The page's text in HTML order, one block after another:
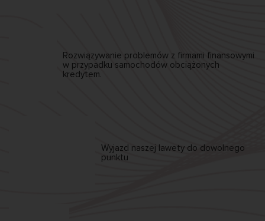
Rozwiązywanie problemów z firmami finansowymi
w przypadku samochodów obciążonych
kredytem.
Wyjazd naszej lawety do dowolnego
punktu